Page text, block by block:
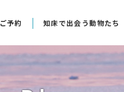
ご予約 知床で出会う動物たち